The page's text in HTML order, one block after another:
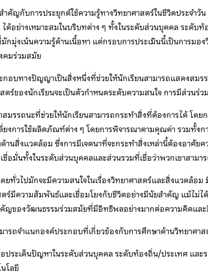
ำคัญกับการประยุกต์ใช้ความรู้ทางวิทยาศาสตร์ในชีวิตประจำ
ด้อย่างเหมาะสมในบริบทต่าง ๆ ทั้งในระดับส่วนบุคคล ระดับ
กมุ่งเน้นความรู้ด้านเนื้อหา แต่กรอบการประเมินนี้เป็นการม
คมร่วมสมัย
อบทางปัญญาเป็นสิ่งหนึ่งที่ช่วยให้นักเรียนสามารถแสดงสม
ร์ของนักเรียนจะเป็นตัวกำหนดระดับความสนใจ การมีส่วนร่ว
รรถนะที่ช่วยให้นักเรียนสามารถกระทำสิ่งที่ต้องการได้ โดย
งการใช้ผลิตภัณฑ์ต่าง ๆ โดยการพิจารณาตามคุณค่า รวมทั้ง
นสิ่งแวดล้อม ซึ่งการมีเจตนาที่จะกระทำสิ่งเหล่านี้ต้องอาศัย
อมั่นทั้งในระดับส่วนบุคคลและส่วนรวมที่เชื่อว่าพวกเขาสาม
ทั่วไปมักจะมีความสนใจในเรื่องวิทยาศาสตร์และสิ่งแวดล้
ตร์มีความสัมพันธ์และเชื่อมโยงกับชีวิตอย่างมีนัยสำคัญ แม้ไม่
คัญของวัฒนธรรมร่วมสมัยที่มีอิทธิพลอย่างมากต่อความคิดแล
ารถจำแนกองค์ประกอบที่เกี่ยวข้องกับการศึกษาด้านวิทยาศ
ะเด็นปัญหาในระดับส่วนบุคคล ระดับท้องถิ่น/ประเทศ และ
โลยี